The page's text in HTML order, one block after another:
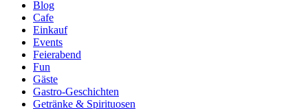
Blog
Cafe
Einkauf
Events
Feierabend
Fun
Gäste
Gastro-Geschichten
Getränke & Spirituosen